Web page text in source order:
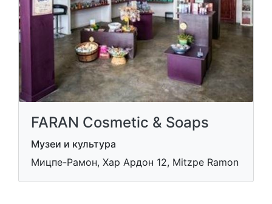
FARAN Cosmetic & Soaps
Музеи и культура
Мицпе-Рамон, Хар Ардон 12, Mitzpe Ramon